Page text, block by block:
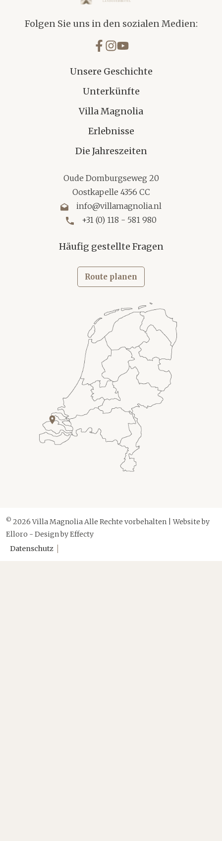
Folgen Sie uns in den sozialen Medien:
Unsere Geschichte
Unterkünfte
Villa Magnolia
Erlebnisse
Die Jahreszeiten
Oude Domburgseweg 20
Oostkapelle 4356 CC
info@villamagnolia.nl
+31 (0) 118 - 581 980
Häufig gestellte Fragen
Route planen
© 2026 Villa Magnolia Alle Rechte vorbehalten | Website by
Elloro - Design byEffecty
Datenschutz